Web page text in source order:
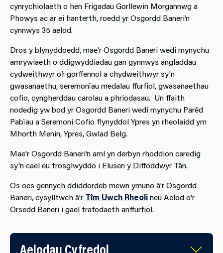
cynrychiolaeth o hen Frigadau Gorllewin Morgannwg a
Phowys ac ar ei hanterth, roedd yr Osgordd Baneri’n
cynnwys 35 aelod.
Dros y blynyddoedd, mae'r Osgordd Baneri wedi mynychu
amrywiaeth o ddigwyddiadau gan gynnwys angladdau
cydweithwyr o’r gorffennol a chydweithwyr sy'n
gwasanaethu, seremonïau medalau ffurfiol, gwasanaethau
cofio, cyngherddau carolau a phriodasau. Un ffaith
nodedig yw bod yr Osgordd Baneri wedi mynychu Parêd
Pabïau a Seremoni Cofio flynyddol Ypres yn rheolaidd ym
Mhorth Menin, Ypres, Gwlad Belg.
Mae'r Osgordd Baneri’n aml yn derbyn rhoddion caredig
sy'n cael eu trosglwyddo i Elusen y Diffoddwyr Tân.
Os oes gennych ddiddordeb mewn ymuno â'r Osgordd
Baneri, cysylltwch â'r Tîm Uwch Rheolineu Aelod o'r
Orsedd Baneri i gael trafodaeth anffurfiol.
Aelodau Cyfredol